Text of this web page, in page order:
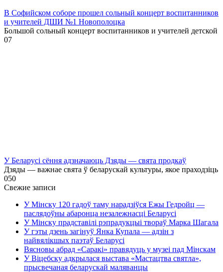
В Софийском соборе прошел сольный концерт воспитанников
и учителей ДШИ №1 Новополоцка
Большой сольный концерт воспитанников и учителей детской
07
У Беларусі сёння адзначаюць Дзяды — свята продкаў
Дзяды — важнае свята ў беларускай культуры, якое праходзіць
050
Свежие записи
У Мінску 120 гадоў таму нарадзіўся Ежы Гедройц —
паслядоўны абаронца незалежнасці Беларусі
У Мінску прадставілі рэпрадукцыі твораў Марка Шагала
У гэты дзень загінуў Янка Купала — адзін з
найвялікшых паэтаў Беларусі
Вясновы абрад «Саракі» правядуць у музеі пад Мінскам
У Віцебску адкрылася выстава «Мастацтва святла»,
прысвечаная беларускай маляванцы